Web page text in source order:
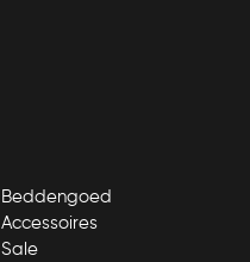
Beddengoed
Accessoires
Sale